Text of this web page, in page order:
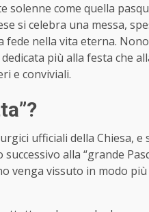
come quella
si celebra una messa,
nella vita eterna.
più alla festa che
e conviviali.
ufficiali della Chiesa,
alla “grande
venga vissuto in modo